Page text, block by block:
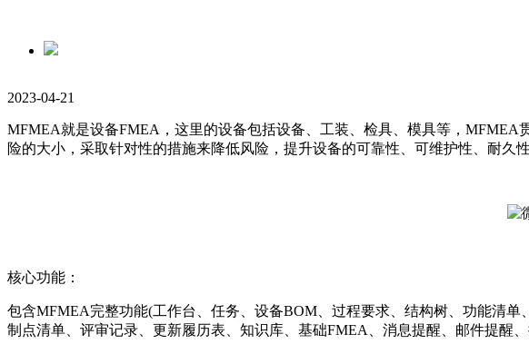
2023-04-21
MFMEA就是设备FMEA，这里的设备包括设备、工装、检具、模具等，
险的大小，采取针对性的措施来降低风险，提升设备的可靠性、可维护性、耐久性
核心功能：
包含MFMEA完整功能(工作台、任务、设备BOM、过程要求、结构树、功能清
制点清单、评审记录、更新履历表、知识库、基础FMEA、消息提醒、邮件提醒